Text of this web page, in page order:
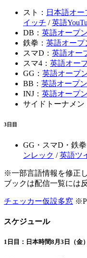
スト： 日本語オー
イッチ /英語
DB： 英語オープ
鉄拳： 英語オープ
スマD： 英語オー
スマ4： 英語オー
GG： 英語オープ
BB： 英語オープ
INJ： 英語オープ
サイドトーナメン
3日目
GG・スマD・鉄
ンレック /英語ツ
※一部言語情報を修正
ブックは配信一覧には
チェッカー仮設多窓
スケジュール
1日目：日本時間8月3日（金